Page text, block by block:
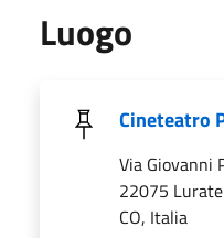
Luogo
Cineteatro
Via Giovanni
22075
CO, Italia